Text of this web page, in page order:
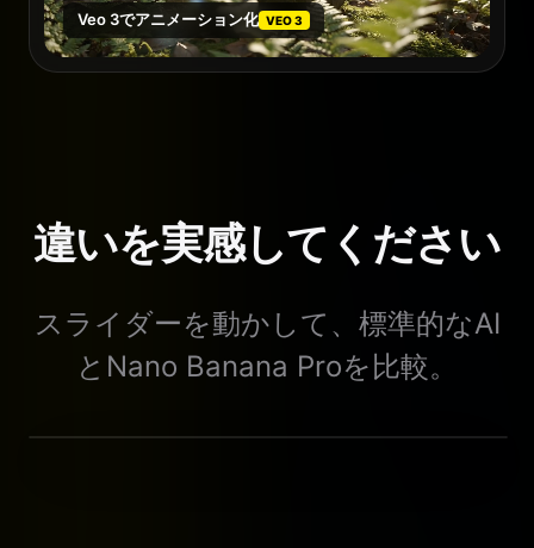
Veo 3でアニメーション化 VEO 3
違いを実感してください
スライダーを動かして、標準的なAI
とNano Banana Proを比較。